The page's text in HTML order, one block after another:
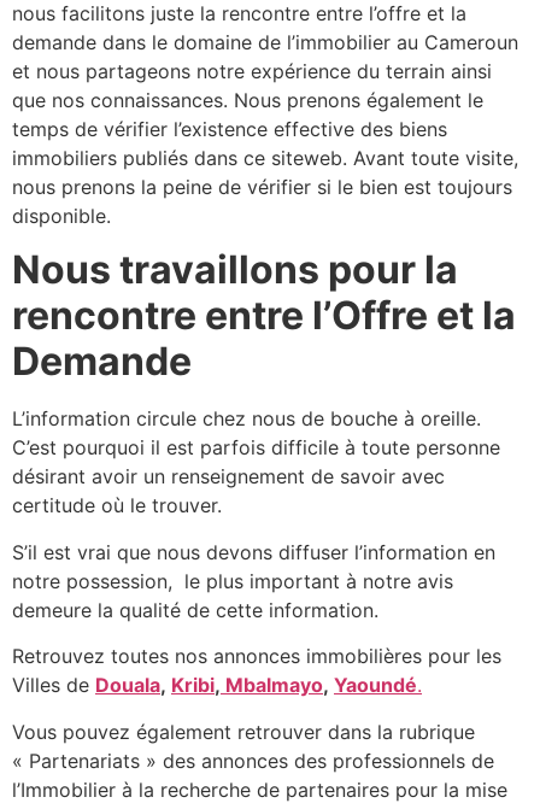
nous facilitons juste la rencontre entre l’offre et la
demande dans le domaine de l’immobilier au Cameroun
et nous partageons notre expérience du terrain ainsi
que nos connaissances. Nous prenons également le
temps de vérifier l’existence effective des biens
immobiliers publiés dans ce siteweb. Avant toute visite,
nous prenons la peine de vérifier si le bien est toujours
disponible.
Nous travaillons pour la
rencontre entre l’Offre et la
Demande
L’information circule chez nous de bouche à oreille.
C’est pourquoi il est parfois difficile à toute personne
désirant avoir un renseignement de savoir avec
certitude où le trouver.
S’il est vrai que nous devons diffuser l’information en
notre possession, le plus important à notre avis
demeure la qualité de cette information.
Retrouvez toutes nos annonces immobilières pour les
Villes de Douala, Kribi, Mbalmayo, Yaoundé.
Vous pouvez également retrouver dans la rubrique
« Partenariats » des annonces des professionnels de
l’Immobilier à la recherche de partenaires pour la mise